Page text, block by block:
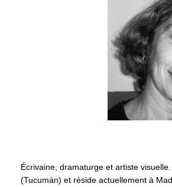
Écrivaine, dramaturge et artiste
(Tucumán) et réside actuellement à